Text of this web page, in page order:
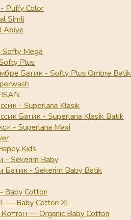
Color
Simli
Abiye
Mega
Plus
Батик - Softy Plus Ombre Batik
- Superlana Klasik
Батик - Superlana Klasik Batik
- Superlana Maxi
Kids
Sekerim Baby
- Sekerim Baby Batik
Cotton
— Baby Cotton XL
— Organic Baby Cotton